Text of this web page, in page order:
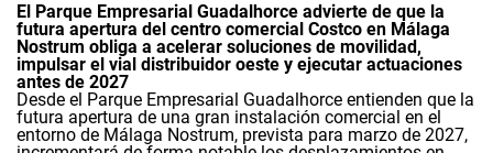
El Parque Empresarial Guadalhorce advierte de que la
futura apertura del centro comercial Costco en Málaga
Nostrum obliga a acelerar soluciones de movilidad,
impulsar el vial distribuidor oeste y ejecutar actuaciones
antes de 2027
Desde el Parque Empresarial Guadalhorce entienden que la
futura apertura de una gran instalación comercial en el
entorno de Málaga Nostrum, prevista para marzo de 2027,